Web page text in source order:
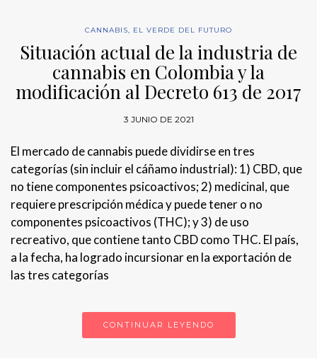
CANNABIS, EL VERDE DEL FUTURO
Situación actual de la industria de
cannabis en Colombia y la
modificación al Decreto 613 de 2017
3 JUNIO DE 2021
El mercado de cannabis puede dividirse en tres
categorías (sin incluir el cáñamo industrial): 1) CBD, que
no tiene componentes psicoactivos; 2) medicinal, que
requiere prescripción médica y puede tener o no
componentes psicoactivos (THC); y 3) de uso
recreativo, que contiene tanto CBD como THC. El país,
a la fecha, ha logrado incursionar en la exportación de
las tres categorías
CONTINUAR LEYENDO